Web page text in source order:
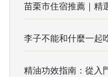
苗栗市住宿推薦｜精
李子不能和什麼一起
精油功效指南：從入